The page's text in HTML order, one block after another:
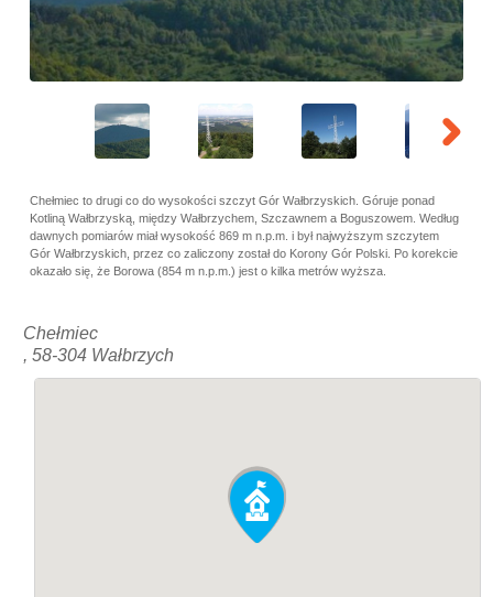
Chełmiec to drugi co do wysokości szczyt Gór Wałbrzyskich. Góruje ponad
Kotliną Wałbrzyską, między Wałbrzychem, Szczawnem a Boguszowem. Według
dawnych pomiarów miał wysokość 869 m n.p.m. i był najwyższym szczytem
Gór Wałbrzyskich, przez co zaliczony został do Korony Gór Polski. Po korekcie
okazało się, że Borowa (854 m n.p.m.) jest o kilka metrów wyższa.
Chełmiec
, 58-304 Wałbrzych